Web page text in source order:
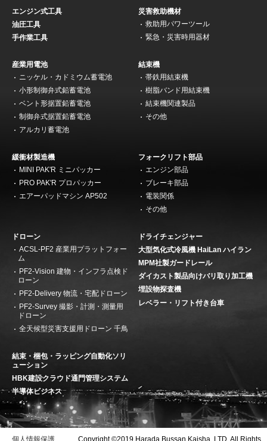
エンジン式工具
油圧工具
手作業工具
災害救助機材
救助用パワーツール
緊急・災害時用器材
産業用電池
ニッケル・カドミウム蓄電池
小形制御弁式鉛蓄電池
ベント形据置鉛蓄電池
制御弁式据置鉛蓄電池
アルカリ蓄電池
結束機
帯鉄用結束機
樹脂バンド用結束機
結束機関連製品
その他
緩衝材製造機
MINI PAK'R ミニパッカー
PRO PAK'R プロパッカー
エアーパッドマシン AP502
フォークリフト部品
エンジン部品
ブレーキ部品
電装関係
その他
ドローン
ACSL-PF2 産業用プラットフォー
ム
PF2-Vision 建物・インフラ点検ド
ローン
PF2-Delivery 物流・宅配ドローン
PF2-Survey 撮影・計測・測量用
ドローン
全天候型災害支援用ドローン 千鳥
ドライチェンジャー
大型気化式冷風機 HaiLan ハイラン
MPM社製ガードレール
ダイカスト製品向けバリ取り加工機
埋設物探査機
レベラー・リフト付き台車
結束・梱包・ラッピング自動化ソリ
ューション
HBK建設クラウド通門管理システム
半導体ビジネス
個人情報保護 Copyright ©2019 Harada Bussan Kaisha, LTD. All Rights